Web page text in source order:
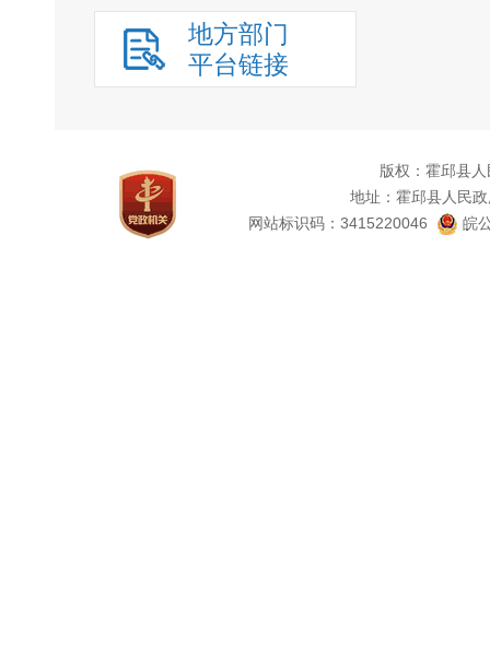
地方部门
平台链接
版权：霍邱县
地址：霍邱县人民
网站标识码：3415220046
皖